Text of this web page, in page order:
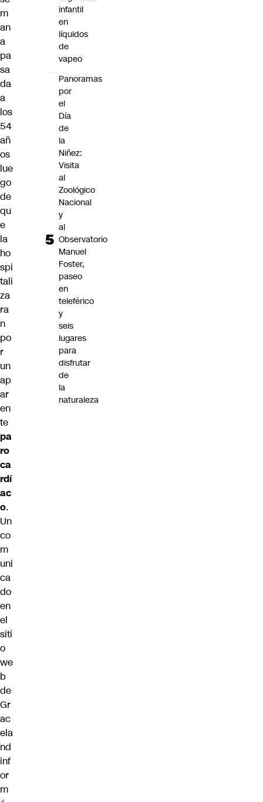
m
an
a
pa
sa
da
a
los
54
añ
os
lue
go
de
qu
e
la
ho
spi
tali
za
ra
n
po
r
un
ap
ar
en
te
pa
ro
ca
rdí
ac
o.
Un
co
m
uni
ca
do
en
el
siti
o
we
b
de
Gr
ac
ela
nd
inf
or
m
infantil
en
líquidos
de
vapeo
Panoramas
por
el
Día
de
la
Niñez:
Visita
al
Zoológico
Nacional
y
al
Observatorio
Manuel
Foster,
paseo
en
teleférico
y
seis
lugares
para
disfrutar
de
la
naturaleza